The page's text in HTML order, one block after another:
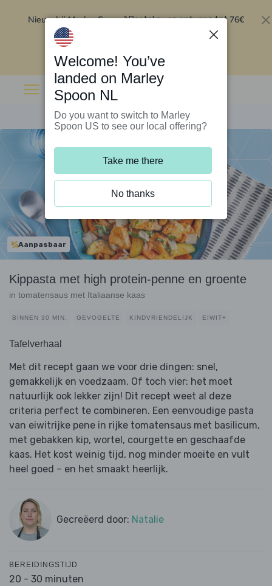
Nieuw bij Marley Spoon?Bestel nu en ontvang tot 76€
Aanpasbaar
Kippasta met high protein-penne en groente
in tomatensaus met Italiaanse kaas
BINNEN 30 MIN. GEVOGELTE KINDVRIENDELIJK EIWIT+
Tafelverhaal
Met dit recept gaan we voor drie dingen: snel,
gemakkelijk en voedzaam. Of toch vier: het moet
natuurlijk ook lekker zijn! Dit recept weet al deze
criteria perfect te combineren. Een eenvoudige pasta
van eiwitrijke pene in rijke tomatensaus met basilicum,
met gebakken kip, wortel, courgette en geschaafde
kaas. Het kost weinig tijd, nog minder moeite en vult
heel goed – en het smaakt heerlijk.
Gecreëerd door: Natalie
BEREIDINGSTIJD
20 - 30 minuten
Welcome! You’ve
landed on Marley
Spoon NL
Do you want to switch to Marley
Spoon US to see our local offering?
Take me there
No thanks